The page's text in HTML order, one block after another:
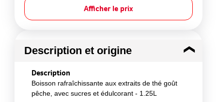
Afficher le prix
Description et origine
Description
Boisson rafraîchissante aux extraits de thé goût
pêche, avec sucres et édulcorant - 1.25L